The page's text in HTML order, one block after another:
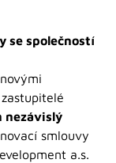
se společností
nezávislý
smlouvy
a.s.